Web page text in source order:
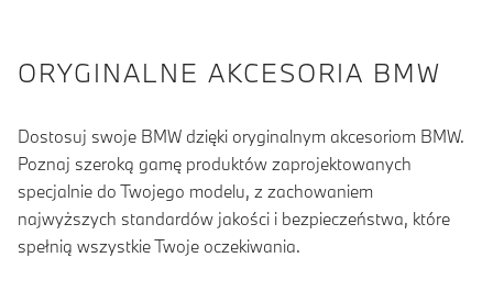
ORYGINALNE AKCESORIA BMW
Dostosuj swoje BMW dzięki oryginalnym akcesoriom BMW.
Poznaj szeroką gamę produktów zaprojektowanych
specjalnie do Twojego modelu, z zachowaniem
najwyższych standardów jakości i bezpieczeństwa, które
spełnią wszystkie Twoje oczekiwania.